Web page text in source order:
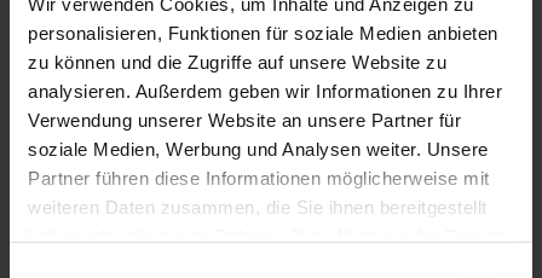
personalisieren, Funktionen für soziale Medien anbieten
zu können und die Zugriffe auf unsere Website zu
analysieren. Außerdem geben wir Informationen zu Ihrer
Verwendung unserer Website an unsere Partner für
soziale Medien, Werbung und Analysen weiter. Unsere
Partner führen diese Informationen möglicherweise mit
weiteren Daten zusammen, die Sie ihnen bereitgestellt
Podcast: Energieeffizientes
Sanieren
Hier geht es zum Podcast